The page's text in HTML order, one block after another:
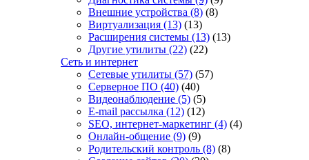
Внешние устройства (8) (8)
Виртуализация (13) (13)
Расширения системы (13) (13)
Другие утилиты (22) (22)
Сеть и интернет
Сетевые утилиты (57) (57)
Серверное ПО (40) (40)
Видеонаблюдение (5) (5)
E-mail рассылка (12) (12)
SEO, интернет-маркетинг (4) (4)
Онлайн-общение (9) (9)
Родительский контроль (8) (8)